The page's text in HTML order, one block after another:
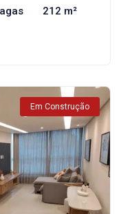
212 m²
Em Construção